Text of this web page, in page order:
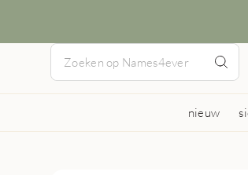
nieuw